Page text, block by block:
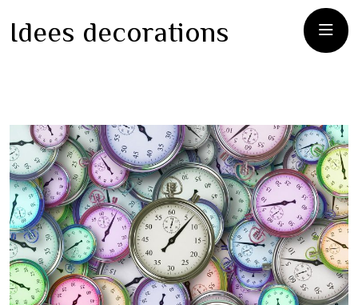
Idees decorations